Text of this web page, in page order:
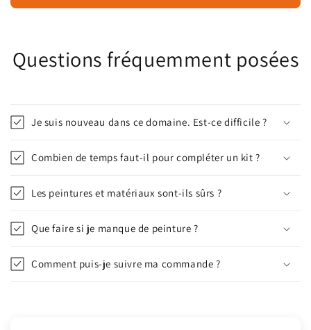
Questions fréquemment posées
Je suis nouveau dans ce domaine. Est-ce difficile ?
Combien de temps faut-il pour compléter un kit ?
Les peintures et matériaux sont-ils sûrs ?
Que faire si je manque de peinture ?
Comment puis-je suivre ma commande ?